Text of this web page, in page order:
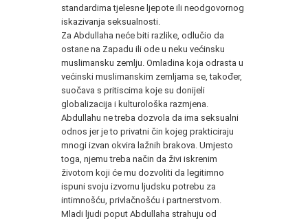
standardima tjelesne ljepote ili neodgovornog
iskazivanja seksualnosti.
Za Abdullaha neće biti razlike, odlučio da
ostane na Zapadu ili ode u neku većinsku
muslimansku zemlju. Omladina koja odrasta u
većinski muslimanskim zemljama se, također,
suočava s pritiscima koje su donijeli
globalizacija i kulturološka razmjena.
Abdullahu ne treba dozvola da ima seksualni
odnos jer je to privatni čin kojeg prakticiraju
mnogi izvan okvira lažnih brakova. Umjesto
toga, njemu treba način da živi iskrenim
životom koji će mu dozvoliti da legitimno
ispuni svoju izvornu ljudsku potrebu za
intimnošću, privlačnošću i partnerstvom.
Mladi ljudi poput Abdullaha strahuju od